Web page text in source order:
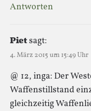
Antworten
Pietsagt:
4. März 2015 um 15:49 Uhr
@ 12, inga: Der
Waffenstillstand
gleichzeitig